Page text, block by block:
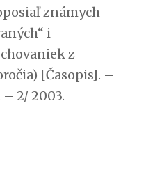
známych
i
z
[Časopis]. –
– 2/ 2003.